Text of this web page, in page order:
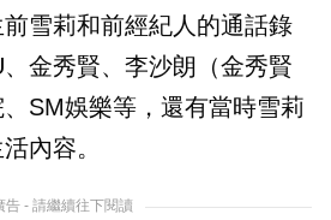
雪莉和前經紀人的通話錄
金秀賢、李沙朗（金秀賢
SM娛樂等，還有當時雪莉
內容。
告 - 請繼續往下閱讀